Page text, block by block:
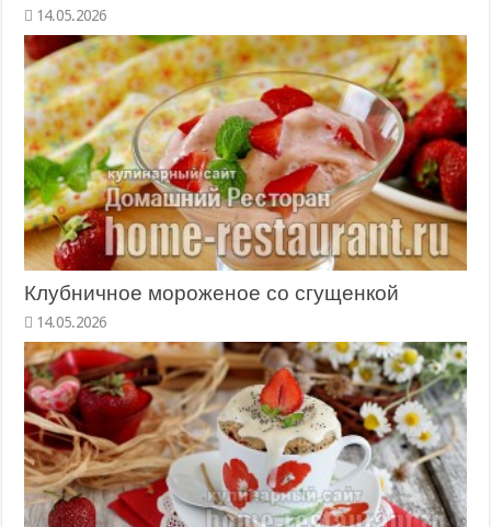
14.05.2026
Клубничное мороженое со сгущенкой
14.05.2026